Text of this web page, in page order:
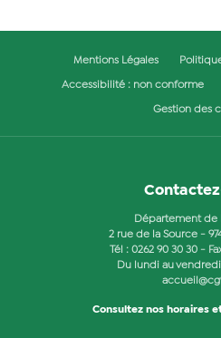
Mentions Légales
Accessibilité : non conforme
Gestion des
Département de
2 rue de la Source -
Tél : 0262 90 30 30 -
Du lundi au vendredi
Consultez nos horaires